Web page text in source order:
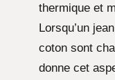
thermique et
Lorsqu’un
coton sont
donne cet